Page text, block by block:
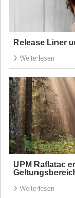
Release Liner
Weiterlesen
UPM Raflatac
Weiterlesen